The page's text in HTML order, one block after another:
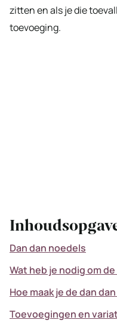
zitten en als je die
toevoeging.
Dan dan noedels
Wat heb je nodig om
Hoe maak je de dan
Toevoegingen en